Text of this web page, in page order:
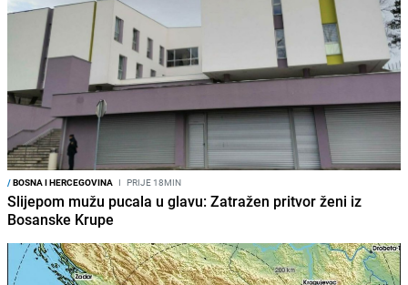
/BOSNA I HERCEGOVINA I PRIJE 18MIN
Slijepom mužu pucala u glavu: Zatražen pritvor ženi iz
Bosanske Krupe